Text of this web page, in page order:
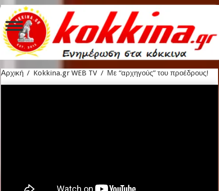
Αρχική / Kokkina.gr WEB TV / Με “αρχηγούς” του προέδρους!